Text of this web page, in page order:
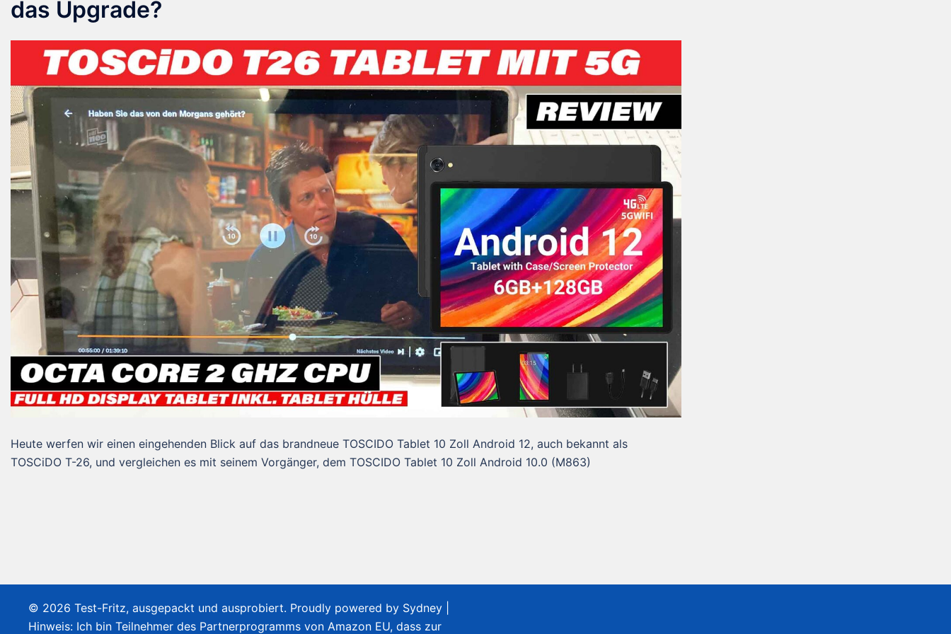
das Upgrade?
Heute werfen wir einen eingehenden Blick auf das brandneue TOSCIDO Tablet 10 Zoll Android 12, auch bekannt als
TOSCiDO T-26, und vergleichen es mit seinem Vorgänger, dem TOSCIDO Tablet 10 Zoll Android 10.0 (M863)
© 2026 Test-Fritz, ausgepackt und ausprobiert. Proudly powered by Sydney
Hinweis: Ich bin Teilnehmer des Partnerprogramms von Amazon EU, dass zur